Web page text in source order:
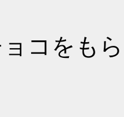
ョコをも